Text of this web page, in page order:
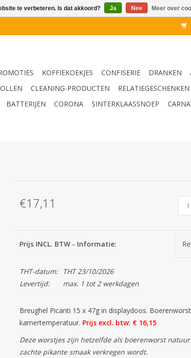
KOFFIEKOEKJES CONFISERIE DRANKEN
CLEANING-PRODUCTEN RELATIEGESCHENKEN
BATTERIJEN CORONA SINTERKLAASSNOEP
€17,11
Prijs INCL. BTW - Informatie:
THT-datum:
THT 23/10/2026
Levertijd:
max. 1 tot 2 werkdagen
Breughel Picanti 15 x 47g in displaydoos.
kamertemperatuur. Prijs excl. btw: € 16,15
Deze worstjes zijn hetzelfde als boerenworst
zachte pikante smaak verkregen wordt.
te verbeteren. Is dat akkoord? Ja Nee Meer over